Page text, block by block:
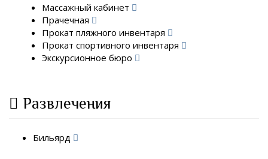
Массажный кабинет
Прачечная
Прокат пляжного инвентаря
Прокат спортивного инвентаря
Экскурсионное бюро
Развлечения
Бильярд